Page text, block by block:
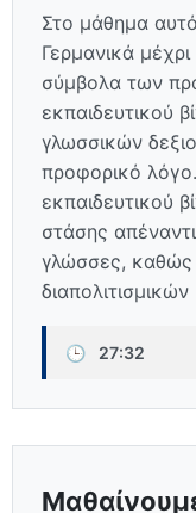
Στο μάθημα
Γερμανικά
σύμβολα των
εκπαιδευτικού
γλωσσικών
προφορικό
εκπαιδευτικού
στάσης
γλώσσες, καθώς
🕒 27:32